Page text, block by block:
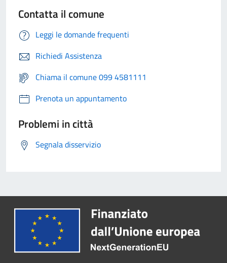
Contatta il comune
Leggi le domande frequenti
Richiedi Assistenza
Chiama il comune 099 4581111
Prenota un appuntamento
Problemi in città
Segnala disservizio